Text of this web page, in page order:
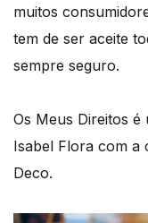
muitos
tem de ser aceite
sempre seguro.
Os Meus Direitos
Isabel Flora com a
Deco.